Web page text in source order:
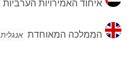
האמירויות
איחוד האמירויות הערביות
הממלכה
המאוחדת
הממלכה המאוחדת אנגלית